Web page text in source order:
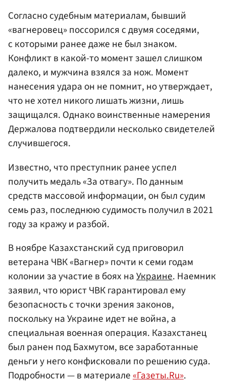
Согласно судебным материалам, бывший
«вагнеровец» поссорился с двумя соседями,
с которыми ранее даже не был знаком.
Конфликт в какой-то момент зашел слишком
далеко, и мужчина взялся за нож. Момент
нанесения удара он не помнит, но утверждает,
что не хотел никого лишать жизни, лишь
защищался. Однако воинственные намерения
Держалова подтвердили несколько свидетелей
случившегося.
Известно, что преступник ранее успел
получить медаль «За отвагу». По данным
средств массовой информации, он был судим
семь раз, последнюю судимость получил в 2021
году за кражу и разбой.
В ноябре Казахстанский суд приговорил
ветерана ЧВК «Вагнер» почти к семи годам
колонии за участие в боях наУкраине. Наемник
заявил, что юрист ЧВК гарантировал ему
безопасность с точки зрения законов,
поскольку на Украине идет не война, а
специальная военная операция. Казахстанец
был ранен под Бахмутом, все заработанные
деньги у него конфисковали по решению суда.
Подробности — в материале«Газеты.Ru».